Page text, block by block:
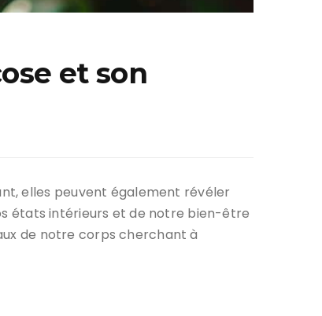
et son
elles peuvent également révéler
états intérieurs et de notre bien-être
de notre corps cherchant à